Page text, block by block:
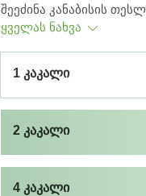
შეეძინა კანაბისის
ყველას ნახვა
1 კაკალი
2 კაკალი
4 კაკალი